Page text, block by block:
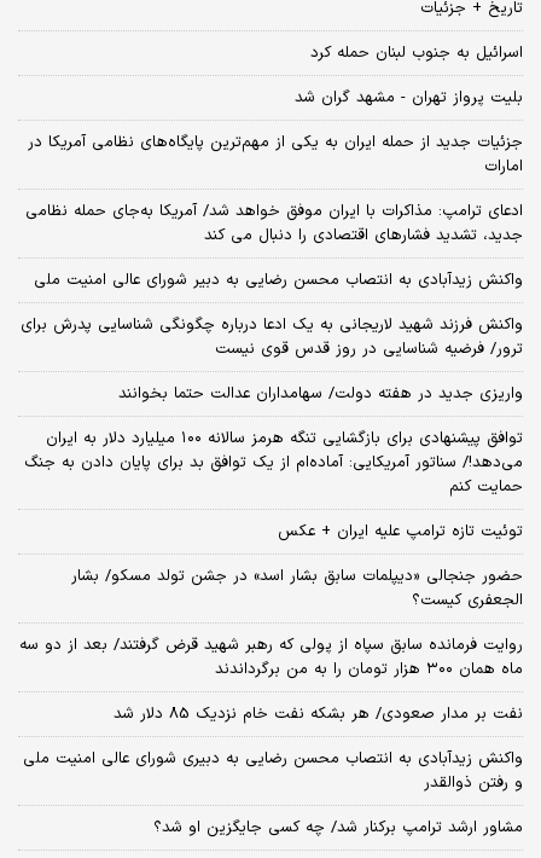
تاریخ + جزئیات
اسرائیل به جنوب لبنان حمله کرد
بلیت پرواز تهران - مشهد گران شد
جزئیات جدید از حمله ایران به یکی از مهم‌ترین پایگاه‌های نظامی آمریکا در
امارات
ادعای ترامپ: مذاکرات با ایران موفق خواهد شد/ آمریکا به‌جای حمله نظامی
جدید، تشدید فشارهای اقتصادی را دنبال می کند
واکنش زیدآبادی به انتصاب محسن رضایی به دبیر شورای عالی امنیت ملی
واکنش فرزند شهید لاریجانی به یک ادعا درباره چگونگی شناسایی پدرش برای
ترور/ فرضیه شناسایی در روز قدس قوی نیست
واریزی جدید در هفته دولت/ سهامداران عدالت حتما بخوانند
توافق پیشنهادی برای بازگشایی تنگه هرمز سالانه ۱۰۰ میلیارد دلار به ایران
می‌دهد!/ سناتور آمریکایی: آماده‌ام از یک توافق بد برای پایان دادن به جنگ
حمایت کنم
توئیت تازه ترامپ علیه ایران + عکس
حضور جنجالی «دیپلمات سابق بشار اسد» در جشن تولد مسکو/ بشار
الجعفری کیست؟
روایت فرمانده سابق سپاه از پولی که رهبر شهید قرض گرفتند/ بعد از دو سه
ماه همان ۳۰۰ هزار تومان را به من برگرداندند
نفت بر مدار صعودی/ هر بشکه نفت خام نزدیک 85 دلار شد
واکنش زیدآبادی به انتصاب محسن رضایی به دبیری شورای عالی امنیت ملی
و رفتن ذوالقدر
مشاور ارشد ترامپ برکنار شد/ چه کسی جایگزین او شد؟